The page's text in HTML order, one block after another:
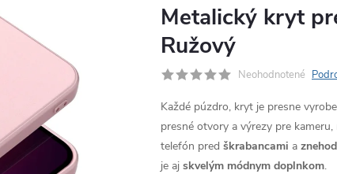
Metalický kryt
Ružový
Neohodnotené
Každé púzdro, kryt je presne
presné otvory a výrezy pre
telefón pred škrabancami a
je aj skvelým módnym doplnkom.